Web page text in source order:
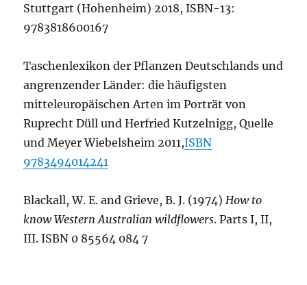
Stuttgart (Hohenheim) 2018, ISBN-13:
9783818600167
Taschenlexikon der Pflanzen Deutschlands und
angrenzender Länder: die häufigsten
mitteleuropäischen Arten im Porträt von
Ruprecht Düll und Herfried Kutzelnigg, Quelle
und Meyer Wiebelsheim 2011,ISBN
9783494014241
Blackall, W. E. and Grieve, B. J. (1974) How to
know Western Australian wildflowers. Parts I, II,
III. ISBN 0 85564 084 7